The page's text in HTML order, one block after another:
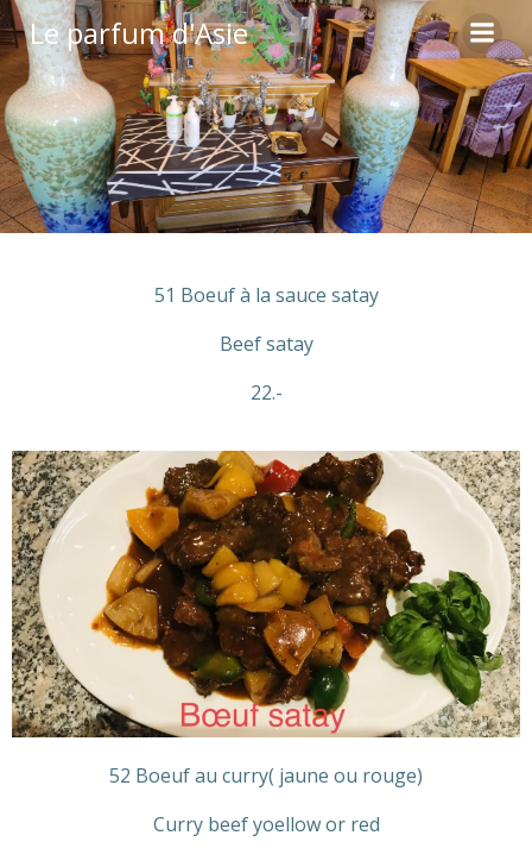
Le parfum d'Asie
51 Boeuf à la sauce satay
Beef satay
22.-
52 Boeuf au curry( jaune ou rouge)
Curry beef yoellow or red